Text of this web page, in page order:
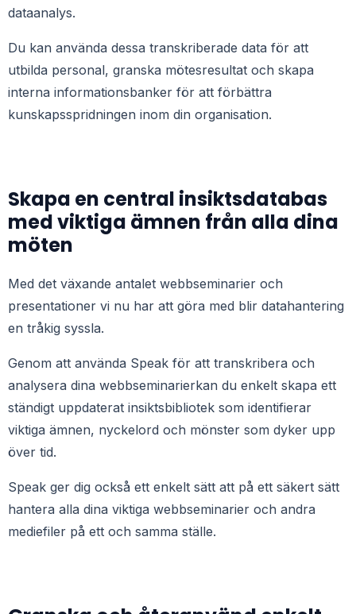
dataanalys.
Du kan använda dessa transkriberade data för att
utbilda personal, granska mötesresultat och skapa
interna informationsbanker för att förbättra
kunskapsspridningen inom din organisation.
Skapa en central insiktsdatabas
med viktiga ämnen från alla dina
möten
Med det växande antalet webbseminarier och
presentationer vi nu har att göra med blir datahantering
en tråkig syssla.
Genom att använda Speak för att transkribera och
analysera dina webbseminarierkan du enkelt skapa ett
ständigt uppdaterat insiktsbibliotek som identifierar
viktiga ämnen, nyckelord och mönster som dyker upp
över tid.
Speak ger dig också ett enkelt sätt att på ett säkert sätt
hantera alla dina viktiga webbseminarier och andra
mediefiler på ett och samma ställe.